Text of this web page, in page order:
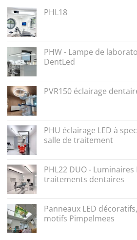
PHL18
PHW - Lampe de
DentLed
PVR150 éclairage
PHU éclairage LED à
salle de traitement
PHL22 DUO -
traitements dentaires
Panneaux LED
motifs Pimpelmees